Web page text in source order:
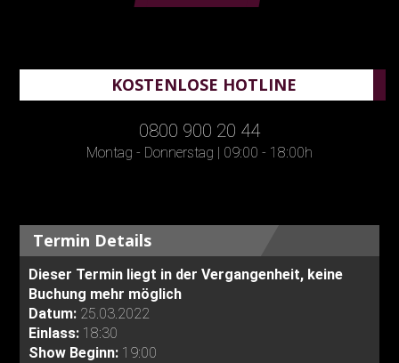
KOSTENLOSE HOTLINE
0800 900 20 44
Montag - Donnerstag | 09:00 - 18:00h
Termin Details
Dieser Termin liegt in der Vergangenheit, keine
Buchung mehr möglich
Datum: 25.03.2022
Einlass: 18:30
Show Beginn: 19:00